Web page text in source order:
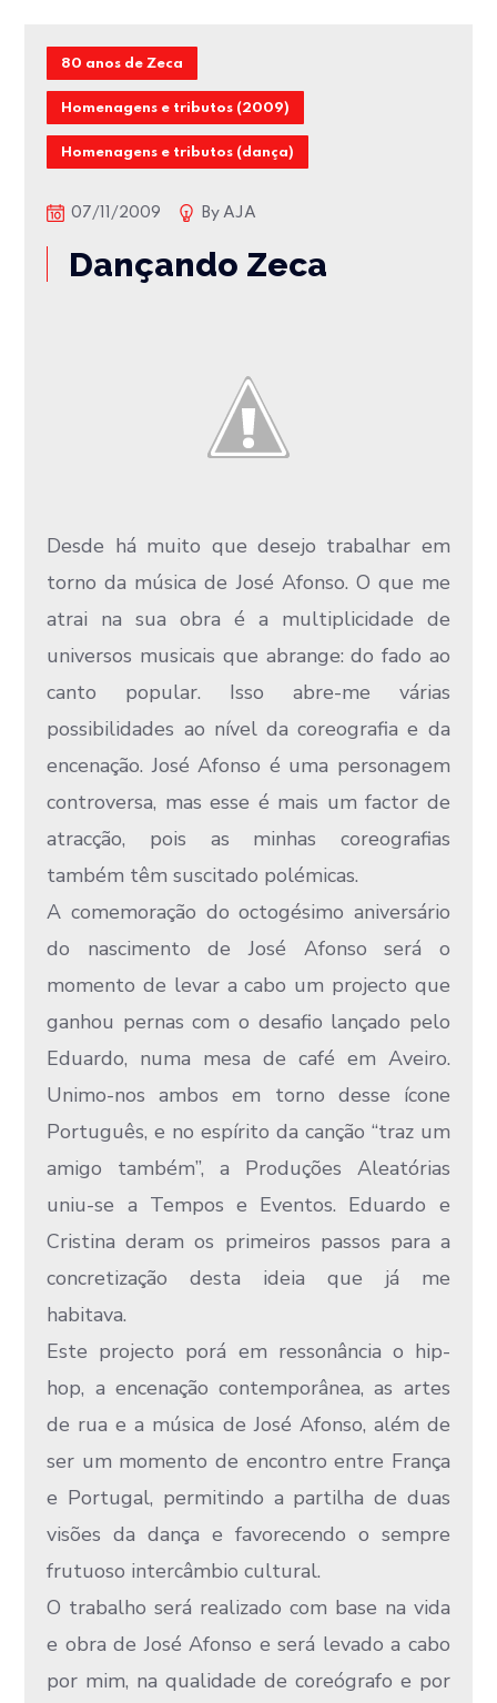
80 anos de Zeca
Homenagens e tributos (2009)
Homenagens e tributos (dança)
07/11/2009 ByAJA
Dançando Zeca
Desde há muito que desejo trabalhar em
torno da música de José Afonso. O que me
atrai na sua obra é a multiplicidade de
universos musicais que abrange: do fado ao
canto popular. Isso abre-me várias
possibilidades ao nível da coreografia e da
encenação. José Afonso é uma personagem
controversa, mas esse é mais um factor de
atracção, pois as minhas coreografias
também têm suscitado polémicas.
A comemoração do octogésimo aniversário
do nascimento de José Afonso será o
momento de levar a cabo um projecto que
ganhou pernas com o desafio lançado pelo
Eduardo, numa mesa de café em Aveiro.
Unimo-nos ambos em torno desse ícone
Português, e no espírito da canção “traz um
amigo também”, a Produções Aleatórias
uniu-se a Tempos e Eventos. Eduardo e
Cristina deram os primeiros passos para a
concretização desta ideia que já me
habitava.
Este projecto porá em ressonância o hip-
hop, a encenação contemporânea, as artes
de rua e a música de José Afonso, além de
ser um momento de encontro entre França
e Portugal, permitindo a partilha de duas
visões da dança e favorecendo o sempre
frutuoso intercâmbio cultural.
O trabalho será realizado com base na vida
e obra de José Afonso e será levado a cabo
por mim, na qualidade de coreógrafo e por